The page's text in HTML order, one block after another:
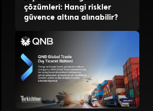
çözümleri: Hangi riskler
güvence altına alınabilir?